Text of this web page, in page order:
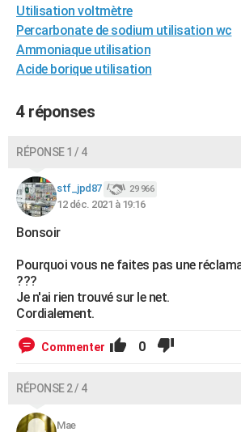
GUIDES D'ACHAT
BONS PLANS
CARTE DE VOEUX
Carte de Noël
Carte Bonne année
Carte Saint-Valentin
Carte Pâques
Carte d'anniversaire
DICTIONNAIRE
S'inscrire
Se connecter
Lycées
Collèges
Primaires
Universités
Entreprises
Service militaire
Avis de recherche
AVIS DE DÉCÈS
FORUM
Bricolage
Lifestyle
Culture
Sport
Auto
Television
Voyage
Cinema
Utilisation voltmètre
Percarbonate de sodium utilisation wc
Ammoniaque utilisation
Acide borique utilisation
4 réponses
RÉPONSE 1 / 4
stf_jpd87 29 966
12 déc. 2021 à 19:16
Bonsoir
Pourquoi vous ne faites pas une
???
Je n'ai rien trouvé sur le net.
Cordialement.
Commenter 0
RÉPONSE 2 / 4
Mae